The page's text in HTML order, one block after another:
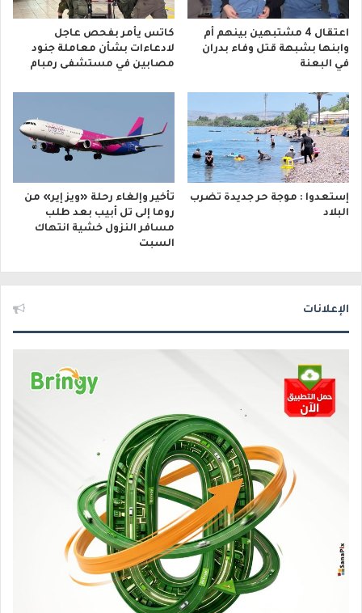
اعتقال 4 مشتبهين بينهم أم
وابنها بشبهة قتل وفاء بدران
في البعنة
كاتس يأمر بفحص عاجل
لادعاءات بشأن معاملة جنود
مصابين في مستشفى رمبام
إستعدوا : موجة حر جديدة تضرب
البلاد
تأخير وإلغاء رحلة «ويز إير» من
روما إلى تل أبيب بعد طلب
مسافر النزول خشية انتهاك
السبت
الإعلانات